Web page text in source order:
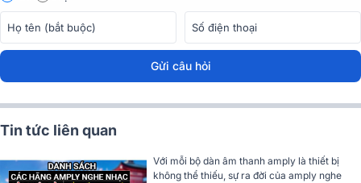
WAV, AIFF, DSD, giúp tái tạo âm thanh rõ nét, trung thực và giàu chi
tiết. Điều này giúp người dùng trải nghiệm được chất lượng âm
thanh chuẩn phòng thu ngay tại nhà.
Gửi câu hỏi
Tin tức liên quan
Với mỗi bộ dàn âm thanh amply là thiết bị
không thể thiếu, sự ra đời của amply nghe